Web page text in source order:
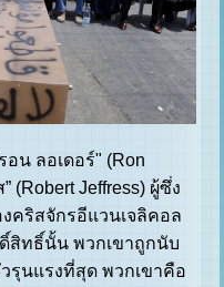
อน ลอเดอร์" (Ron
(Robert Jeffress) ผู้ซึ่ง
คริสจักรอีแวนเจลิคอล
สิทธิ์นั้น พวกเขาถูกนับ
รุนแรงที่สุด พวกเขาคือ